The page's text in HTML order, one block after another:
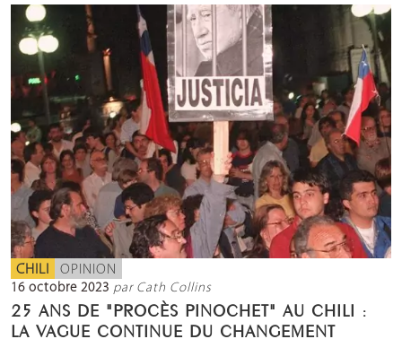
CHILI OPINION
16 octobre 2023 par Cath Collins
25 ANS DE "PROCÈS PINOCHET" AU CHILI :
LA VAGUE CONTINUE DU CHANGEMENT